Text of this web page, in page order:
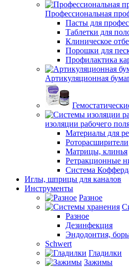
Профессиональная
Пасты для
Таблетки для
Клиническое
Порошки для
Профилактика
Артикуляционная
изоляции рабочего
Материалы для
Роторасширители
Матрицы, клинья
Ретракционные
Система
Иглы, шприцы для каналов
Инструменты
Разное
Разное
Дезинфекция
Эндодонтия,
Schwert
Гладилки
Зажимы